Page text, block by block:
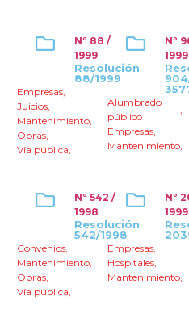
Nº 88 /
1999
Resolución
88/1999
Empresas,
Juicios,
Mantenimiento,
Obras,
Vía pública,
Nº
1999
Alumbrado
público
,
Empresas,
Mantenimiento,
Nº 542 /
1998
Resolución
542/1998
Convenios,
Mantenimiento,
Obras,
Vía pública,
Nº
1999
Empresas,
Hospitales,
Mantenimiento,